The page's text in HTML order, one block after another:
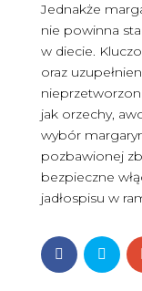
Jednakże
nie powinna
w diecie.
oraz
jak orzechy,
wybór
pozbawionej
bezpieczne
jadłospisu w